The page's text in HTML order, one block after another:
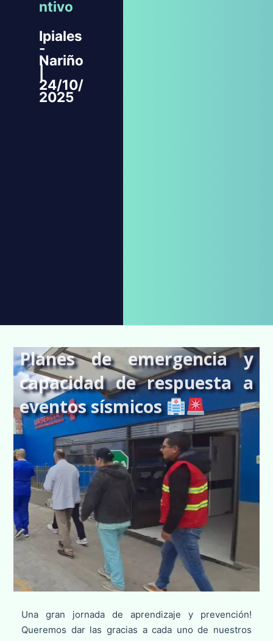
ntivo
Ipiales
-
Nariño
24/10/
2025
Planes de emergencia y
capacidad de respuesta a
eventos sísmicos
Una gran jornada de aprendizaje y prevención!
Queremos dar las gracias a cada uno de nuestros